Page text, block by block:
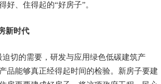
好、住得起的“好房子”。
新时代
切的需要，研发与应用绿色低碳建筑产
品能够真正经得起时间的检验。新房子要建